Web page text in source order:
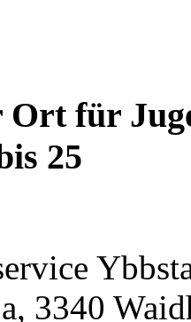
für
25
3340